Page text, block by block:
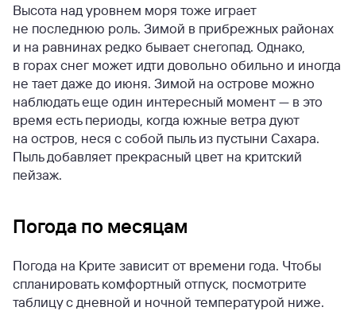
Высота над уровнем моря тоже играет
не последнюю роль. Зимой в прибрежных районах
и на равнинах редко бывает снегопад. Однако,
в горах снег может идти довольно обильно и иногда
не тает даже до июня. Зимой на острове можно
наблюдать еще один интересный момент — в это
время есть периоды, когда южные ветра дуют
на остров, неся с собой пыль из пустыни Сахара.
Пыль добавляет прекрасный цвет на критский
пейзаж.
Погода по месяцам
Погода на Крите зависит от времени года. Чтобы
спланировать комфортный отпуск, посмотрите
таблицу с дневной и ночной температурой ниже.